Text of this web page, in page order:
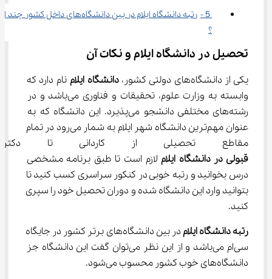
５-	رتبه دانشگاه ایلام در بین دانشگاه‌های داخل
؟
تحصیل در دانشگاه ایلام و نکات آن
یکی از دانشگاه‌های دولتی کشور، دانشگاه ایلام نام دارد که
وابسته به وزارت علوم، تحقیقات و فناوری می‌باشد و در
رشته‌های مختلفی دانشجو می‌پذیرد. این دانشگاه که به
عنوان مهم‌ترین دانشگاه شهر ایلام به شمار می‌رود در تمام
مقاطع تحصیلی از کاردانی تا
قبولی در دانشگاه ایلام لازم است تا طبق برنامه مشخصی
درس بخوانید و رتبه خوبی در کنکور سراسری کسب کنید تا
بتوانید وارد این دانشگاه شده و دوران تحصیل خود را سپری
کنید.
رتبه دانشگاه ایلام
در بین دانشگاه‌های برتر کشور در جایگاه
سی‌ام می‌باشد و از این نظر می‌توان گفت این دانشگاه جز
دانشگاه‌های خوب کشور محسوب می‌شود.